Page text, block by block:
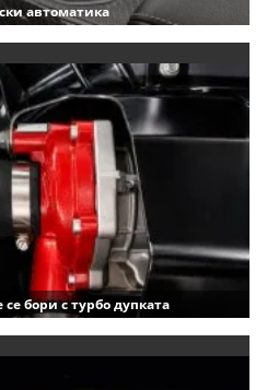
автоматика
бори с турбо дупката